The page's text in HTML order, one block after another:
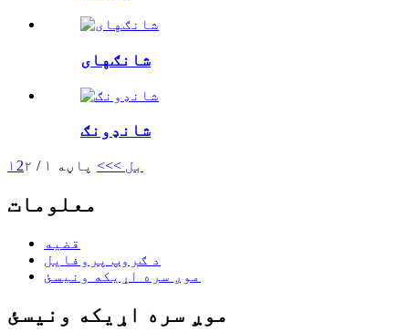
شانګهای
شانډونګ
۱ 2 بل >>> پاڼه ۱ / ۲
معلومات
قضیه
د ګروپ پروفایل
موږ سره اړیکه ونیسئ
موږ سره اړیکه ونیسئ